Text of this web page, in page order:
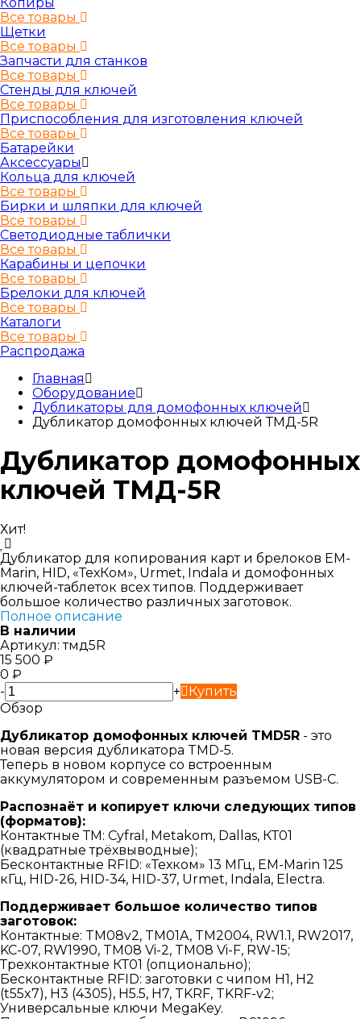
Все товары
Щетки
Все товары
Запчасти для станков
Все товары
Стенды для ключей
Все товары
Приспособления для изготовления ключей
Все товары
Батарейки
Аксессуары
Кольца для ключей
Все товары
Бирки и шляпки для ключей
Все товары
Светодиодные таблички
Все товары
Карабины и цепочки
Все товары
Брелоки для ключей
Все товары
Каталоги
Все товары
Распродажа
Главная
Оборудование
Дубликаторы для домофонных ключей
Дубликатор домофонных ключей ТМД-5R
Дубликатор домофонных
ключей ТМД-5R
Хит!
Дубликатор для копирования карт и брелоков EM-
Marin, HID, «ТехКом», Urmet, Indala и домофонных
ключей-таблеток всех типов. Поддерживает
большое количество различных заготовок.
Полное описание
В наличии
Артикул: тмд5R
15 500 ₽
0 ₽
-
+
Купить
Обзор
Дубликатор домофонных ключей TMD5R - это
новая версия дубликатора TMD-5.
Теперь в новом корпусе со встроенным
аккумулятором и современным разъемом USB-C.
Распознаёт и копирует ключи следующих типов
(форматов):
Контактные ТМ: Cyfral, Metakom, Dallas, КТ01
(квадратные трёхвыводные);
Бесконтактные RFID: «Техком» 13 МГц, EM-Marin 125
кГц, HID-26, HID-34, HID-37, Urmet, Indala, Electra.
Поддерживает большое количество типов
заготовок:
Контактные: TM08v2, TM01A, TM2004, RW1.1, RW2017,
KC-07, RW1990, TM08 Vi-2, TM08 Vi-F, RW-15;
Трехконтактные КТ01 (опционально);
Бесконтактные RFID: заготовки с чипом H1, H2
(t55x7), H3 (4305), H5.5, H7, TKRF, TKRF-v2;
Универсальные ключи MegaKey.